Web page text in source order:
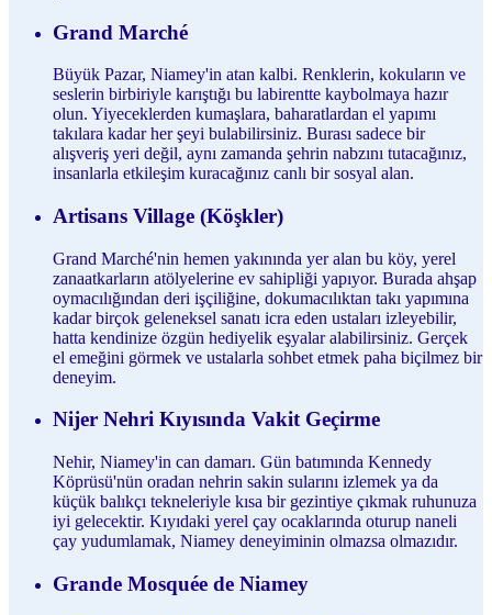
Grand Marché
Büyük Pazar, Niamey'in atan kalbi. Renklerin, kokuların ve
seslerin birbiriyle karıştığı bu labirentte kaybolmaya hazır
olun. Yiyeceklerden kumaşlara, baharatlardan el yapımı
takılara kadar her şeyi bulabilirsiniz. Burası sadece bir
alışveriş yeri değil, aynı zamanda şehrin nabzını tutacağınız,
insanlarla etkileşim kuracağınız canlı bir sosyal alan.
Artisans Village (Köşkler)
Grand Marché'nin hemen yakınında yer alan bu köy, yerel
zanaatkarların atölyelerine ev sahipliği yapıyor. Burada ahşap
oymacılığından deri işçiliğine, dokumacılıktan takı yapımına
kadar birçok geleneksel sanatı icra eden ustaları izleyebilir,
hatta kendinize özgün hediyelik eşyalar alabilirsiniz. Gerçek
el emeğini görmek ve ustalarla sohbet etmek paha biçilmez bir
deneyim.
Nijer Nehri Kıyısında Vakit Geçirme
Nehir, Niamey'in can damarı. Gün batımında Kennedy
Köprüsü'nün oradan nehrin sakin sularını izlemek ya da
küçük balıkçı tekneleriyle kısa bir gezintiye çıkmak ruhunuza
iyi gelecektir. Kıyıdaki yerel çay ocaklarında oturup naneli
çay yudumlamak, Niamey deneyiminin olmazsa olmazıdır.
Grande Mosquée de Niamey